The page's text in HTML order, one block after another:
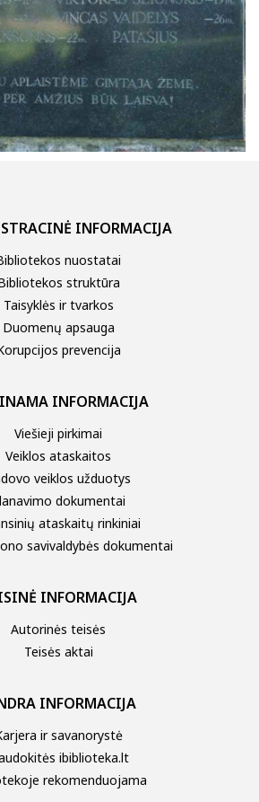
INFORMACIJA
nuostatai
struktūra
Taisyklės ir tvarkos
Duomenų apsauga
prevencija
INFORMACIJA
Viešieji pirkimai
Veiklos ataskaitos
veiklos užduotys
dokumentai
ataskaitų rinkiniai
savivaldybės dokumentai
INFORMACIJA
Autorinės teisės
Teisės aktai
INFORMACIJA
ir savanorystė
ibiblioteka.lt
rekomenduojama